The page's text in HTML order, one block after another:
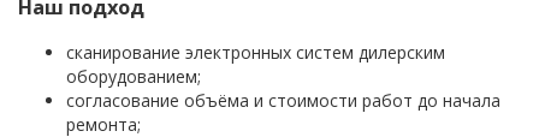
Наш подход
сканирование электронных систем дилерским
оборудованием;
согласование объёма и стоимости работ до начала
ремонта;